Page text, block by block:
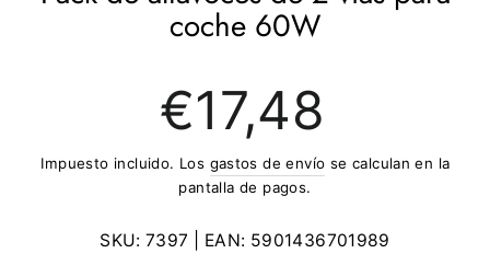
coche 60W
regular
€17,48
Impuesto incluido. Los gastos de envío se calculan en la
pantalla de pagos.
SKU:7397 | EAN: 5901436701989